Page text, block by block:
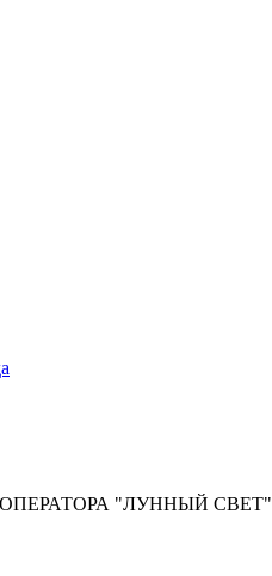
"ЛУННЫЙ СВЕТ"